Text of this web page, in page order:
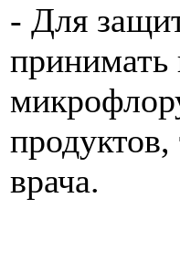
- Для
врача.